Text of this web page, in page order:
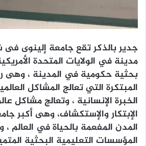
جدير بالذكر تقع جامعة إلينوى فى
مدينة في الولايات المتحدة
بحثية حكومية في المدينة ، وهى
المبتكرة التي تعالج المشاكل
الخبرة الإنسانية ، وتعالج مشاكل
الإبتكار والإستكشاف، وهى أكبر
المدن المفعمة بالحياة في العالم